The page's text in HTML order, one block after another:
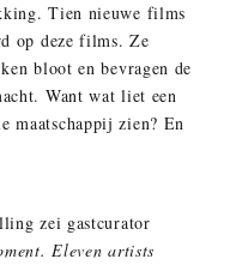
Tien nieuwe films
op deze films. Ze
bloot en bevragen de
Want wat liet een
maatschappij zien? En
zei gastcurator
Eleven artists